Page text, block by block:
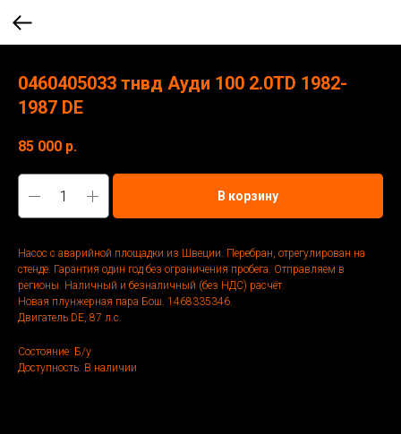
0460405033 тнвд Ауди 100 2.0TD 1982-
1987 DE
85 000 р.
В корзину
Насос с аварийной площадки из Швеции. Перебран, отрегулирован на
стенде. Гарантия один год без ограничения пробега. Отправляем в
регионы. Наличный и безналичный (без НДС) расчёт.
Новая плунжерная пара Бош. 1468335346.
Двигатель DE, 87 л.с.
Состояние: Б/у
Доступность: В наличии